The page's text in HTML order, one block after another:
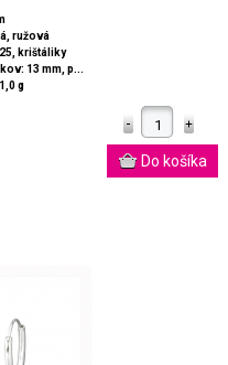
ružová
krištáliky
13 mm, p...
g